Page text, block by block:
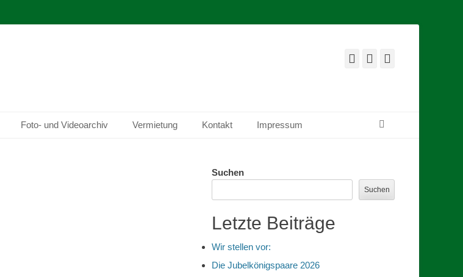
YouTube
Foto- und Videoarchiv Vermietung Kontakt Impressum
Suchen
Suchen
Letzte Beiträge
Wir stellen vor:
Die Jubelkönigspaare 2026